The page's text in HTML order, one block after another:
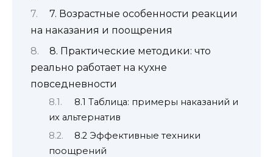
7. Возрастные особенности реакции
на наказания и поощрения
8. Практические методики: что
реально работает на кухне
повседневности
8.1 Таблица: примеры наказаний и
их альтернатив
8.2 Эффективные техники
поощрений